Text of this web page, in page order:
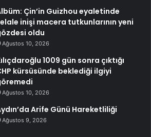
Çin’in Guizhou eyaletinde
inişi macera tutkunlarının yeni
oldu
Ağustos 10, 2026
1009 gün sonra çıktığı
kürsüsünde beklediği ilgiyi
Ağustos 10, 2026
Arife Günü Hareketliliği
Ağustos 9, 2026